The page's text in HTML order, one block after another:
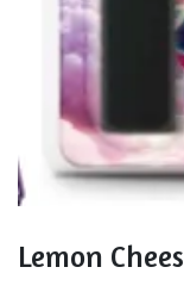
Lemon